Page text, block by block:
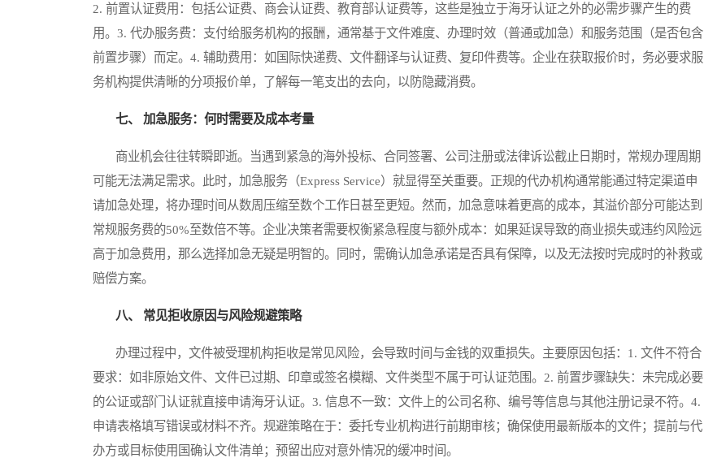
2. 前置认证费用：包括公证费、商会认证费、教育部认证费等，这些是独立于海牙认证之外的必需步骤产生的费
用。3. 代办服务费：支付给服务机构的报酬，通常基于文件难度、办理时效（普通或加急）和服务范围（是否包含
前置步骤）而定。4. 辅助费用：如国际快递费、文件翻译与认证费、复印件费等。企业在获取报价时，务必要求服
务机构提供清晰的分项报价单，了解每一笔支出的去向，以防隐藏消费。
七、 加急服务：何时需要及成本考量
商业机会往往转瞬即逝。当遇到紧急的海外投标、合同签署、公司注册或法律诉讼截止日期时，常规办理周期
可能无法满足需求。此时，加急服务（Express Service）就显得至关重要。正规的代办机构通常能通过特定渠道申
请加急处理，将办理时间从数周压缩至数个工作日甚至更短。然而，加急意味着更高的成本，其溢价部分可能达到
常规服务费的50%至数倍不等。企业决策者需要权衡紧急程度与额外成本：如果延误导致的商业损失或违约风险远
高于加急费用，那么选择加急无疑是明智的。同时，需确认加急承诺是否具有保障，以及无法按时完成时的补救或
赔偿方案。
八、 常见拒收原因与风险规避策略
办理过程中，文件被受理机构拒收是常见风险，会导致时间与金钱的双重损失。主要原因包括：1. 文件不符合
要求：如非原始文件、文件已过期、印章或签名模糊、文件类型不属于可认证范围。2. 前置步骤缺失：未完成必要
的公证或部门认证就直接申请海牙认证。3. 信息不一致：文件上的公司名称、编号等信息与其他注册记录不符。4.
申请表格填写错误或材料不齐。规避策略在于：委托专业机构进行前期审核；确保使用最新版本的文件；提前与代
办方或目标使用国确认文件清单；预留出应对意外情况的缓冲时间。